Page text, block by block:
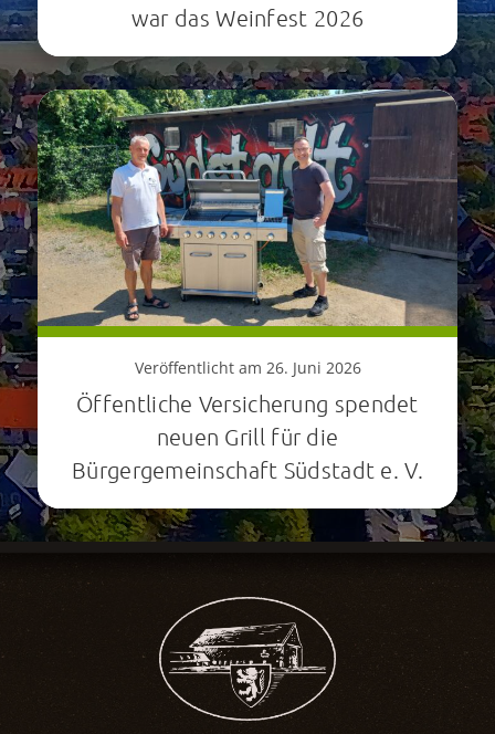
war das Weinfest 2026
Veröffentlicht am 26. Juni 2026
Öffentliche Versicherung spendet
neuen Grill für die
Bürgergemeinschaft Südstadt e. V.